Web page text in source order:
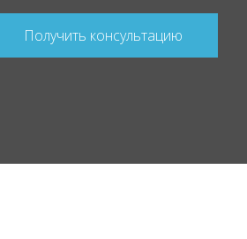
Получить консультацию